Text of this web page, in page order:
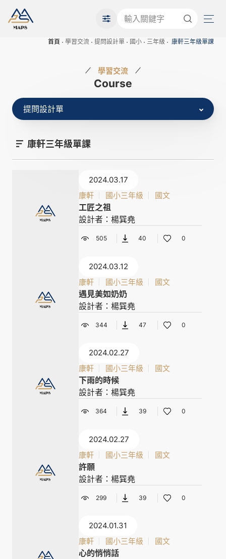
首頁 學習交流 提問設計單 國小 三年級 康軒三年級單課
學習交流
Course
提問設計單
康軒三年級單課
2024.03.17
康軒
國小三年級 國文
工匠之祖
設計者：楊巽堯
505 40 0
2024.03.12
康軒
國小三年級 國文
遇見美如奶奶
設計者：楊巽堯
344 47 0
2024.02.27
康軒
國小三年級 國文
下雨的時候
設計者：楊巽堯
364 39 0
2024.02.27
康軒
國小三年級 國文
許願
設計者：楊巽堯
299 39 0
2024.01.31
康軒
國小三年級 國文
心的悄悄話